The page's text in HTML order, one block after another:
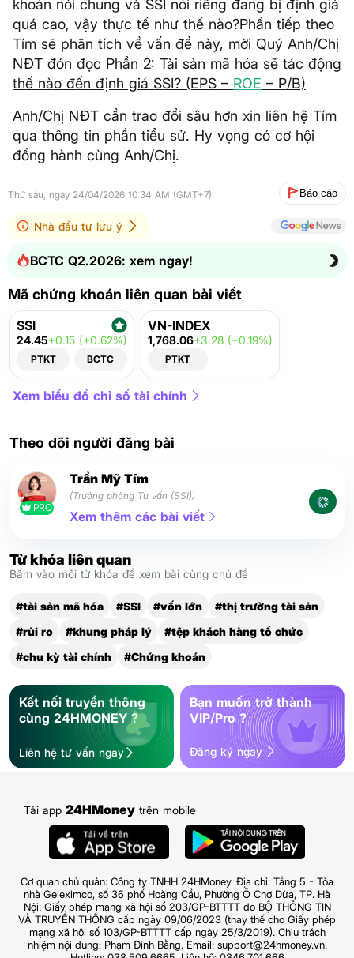
khoán nói chung và SSI nói riêng đang bị định giá
quá cao, vậy thực tế như thế nào?Phần tiếp theo
Tím sẽ phân tích về vấn đề này, mời Quý Anh/Chị
NĐT đón đọc Phần 2: Tài sản mã hóa sẽ tác động
thế nào đến định giá SSI? (EPS – ROE – P/B)
Anh/Chị NĐT cần trao đổi sâu hơn xin liên hệ Tím
qua thông tin phần tiểu sử. Hy vọng có cơ hội
đồng hành cùng Anh/Chị.
Thứ sáu, ngày 24/04/2026 10:34 AM (GMT+7) Báo cáo
Nhà đầu tư lưu ý
BCTC Q2.2026: xem ngay!
Mã chứng khoán liên quan bài viết
SSI
24.45+0.15 (+0.62%)
PTKT BCTC
VN-INDEX
1,768.06+3.28 (+0.19%)
PTKT
Xem biểu đồ chỉ số tài chính
Theo dõi người đăng bài
PRO
Trần Mỹ Tím
(Trưởng phòng Tư vấn (SSI))
Xem thêm các bài viết
Từ khóa liên quan
Bấm vào mỗi từ khóa để xem bài cùng chủ đề
#tài sản mã hóa #SSI #vốn lớn
#thị trường tài sản
#rủi ro
#khung pháp lý
#tệp khách hàng tổ chức
#chu kỳ tài chính
#Chứng khoán
Kết nối truyền thông
cùng 24HMONEY ?
Liên hệ tư vấn ngay
Bạn muốn trở thành
VIP/Pro ?
Đăng ký ngay
Tải app 24HMoney trên mobile
Cơ quan chủ quản: Công ty TNHH 24HMoney. Địa chỉ: Tầng 5 - Tòa
nhà Geleximco, số 36 phố Hoàng Cầu, Phường Ô Chợ Dừa, TP. Hà
Nội. Giấy phép mạng xã hội số 203/GP-BTTTT do BỘ THÔNG TIN
VÀ TRUYỀN THÔNG cấp ngày 09/06/2023 (thay thế cho Giấy phép
mạng xã hội số 103/GP-BTTTT cấp ngày 25/3/2019). Chịu trách
nhiệm nội dung: Phạm Đình Bằng. Email: support@24hmoney.vn.